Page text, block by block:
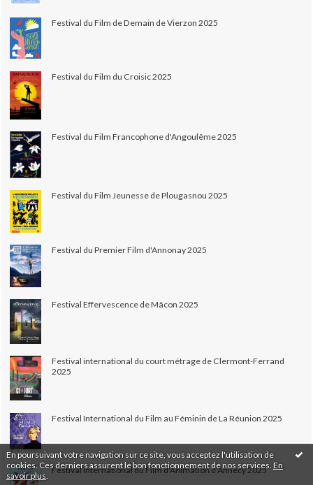
En poursuivant votre navigation sur ce site, vous acceptez l'utilisation de
cookies. Ces derniers assurent le bon fonctionnement de nos services. En
savoir plus
Festival du Film de Demain de Vierzon 2025
Festival du Film du Croisic 2025
Festival du Film Francophone d'Angoulême 2025
Festival du Film Jeunesse de Plougasnou 2025
Festival du Premier Film d'Annonay 2025
Festival Effervescence de Mâcon 2025
Festival international du court métrage de Clermont-Ferrand
2025
Festival International du Film au Féminin de La Réunion 2025
Festival International du Film d'Animation d'Annecy 2025